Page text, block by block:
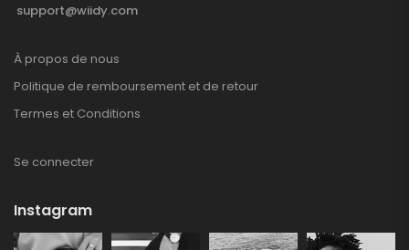
support@wiidy.com
À propos de nous
Politique de remboursement et de retour
Termes et Conditions
Se connecter
Instagram